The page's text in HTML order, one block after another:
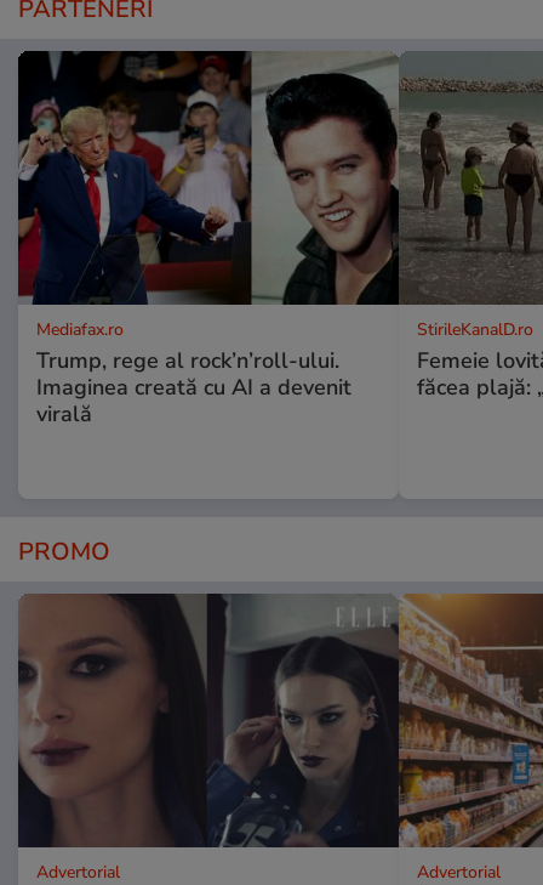
PARTENERI
Mediafax.ro
Trump, rege al rock’n’roll-ului.
Imaginea creată cu AI a devenit
virală
StirileKanalD.ro
Femeie
făcea plajă:
PROMO
Advertorial Advertorial